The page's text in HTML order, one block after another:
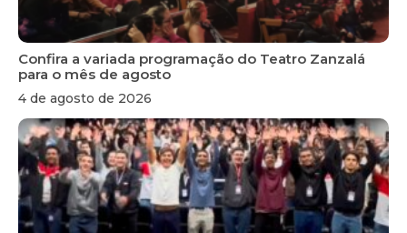
Confira a variada programação do Teatro Zanzalá
para o mês de agosto
4 de agosto de 2026